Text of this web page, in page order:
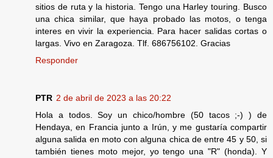
sitios de ruta y la historia. Tengo una Harley touring. Busco
una chica similar, que haya probado las motos, o tenga
interes en vivir la experiencia. Para hacer salidas cortas o
largas. Vivo en Zaragoza. Tlf. 686756102. Gracias
Responder
PTR 2 de abril de 2023 a las 20:22
Hola a todos. Soy un chico/hombre (50 tacos ;-) ) de
Hendaya, en Francia junto a Irún, y me gustaría compartir
alguna salida en moto con alguna chica de entre 45 y 50, si
también tienes moto mejor, yo tengo una "R" (honda). Y